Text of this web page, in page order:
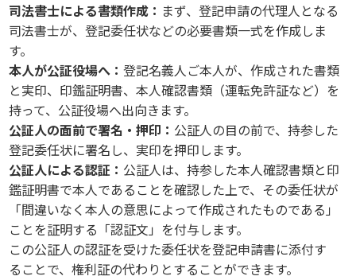
司法書士による書類作成： まず、登記申請の代理人となる
司法書士が、登記委任状などの必要書類一式を作成しま
す。
本人が公証役場へ：登記名義人ご本人が、作成された書類
と実印、印鑑証明書、本人確認書類（運転免許証など）を
持って、公証役場へ出向きます。
公証人の面前で署名・押印： 公証人の目の前で、持参した
登記委任状に署名し、実印を押印します。
公証人による認証： 公証人は、持参した本人確認書類と印
鑑証明書で本人であることを確認した上で、その委任状が
「間違いなく本人の意思によって作成されたものである」
ことを証明する「認証文」を付与します。
この公証人の認証を受けた委任状を登記申請書に添付す
ることで、権利証の代わりとすることができます。